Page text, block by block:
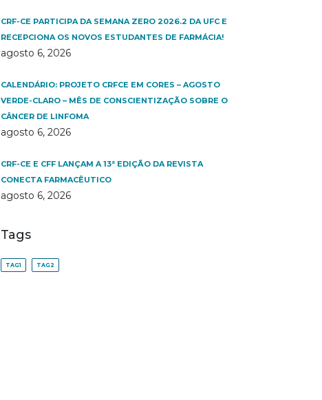
CRF-CE PARTICIPA DA SEMANA ZERO 2026.2 DA UFC E
RECEPCIONA OS NOVOS ESTUDANTES DE FARMÁCIA!
agosto 6, 2026
CALENDÁRIO: PROJETO CRFCE EM CORES – AGOSTO
VERDE-CLARO – MÊS DE CONSCIENTIZAÇÃO SOBRE O
CÂNCER DE LINFOMA
agosto 6, 2026
CRF-CE E CFF LANÇAM A 13ª EDIÇÃO DA REVISTA
CONECTA FARMACÊUTICO
agosto 6, 2026
Tags
TAG1 TAG2